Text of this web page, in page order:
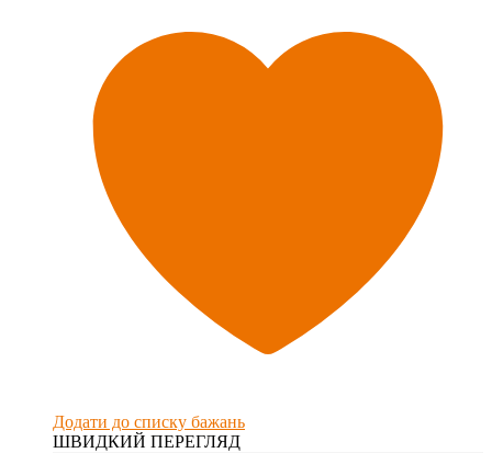
Додати до списку бажань
ШВИДКИЙ ПЕРЕГЛЯД